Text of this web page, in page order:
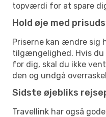
topværdi for at spare
Hold øje med
Priserne kan ændre
tilgængelighed. Hvis du
for dig, skal du ikke
den og undgå
Sidste øjebliks
Travellink har også